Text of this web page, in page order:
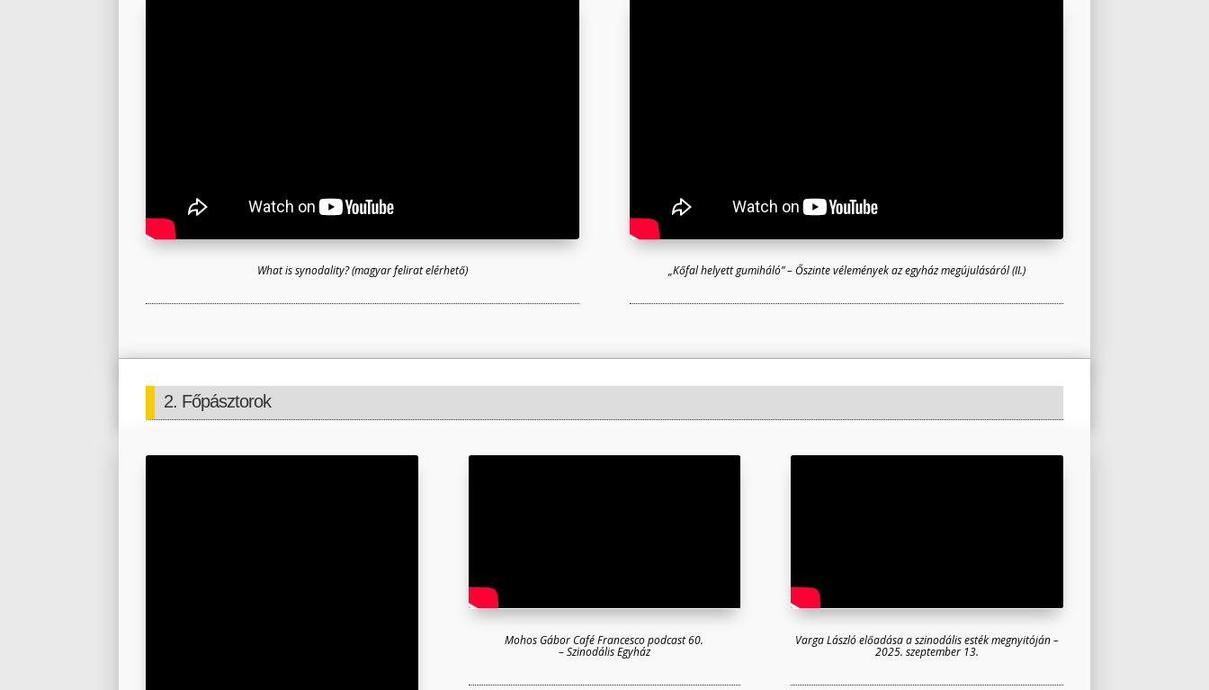
What is synodality? (magyar felirat elérhető) „Kőfal helyett gumiháló” – Őszinte vélemények az egyház megújulásáról (II.)
2. Főpásztorok
Mohos Gábor Café Francesco podcast 60.
– Szinodális Egyház
Varga László előadása a szinodális esték megnyitóján –
2025. szeptember 13.